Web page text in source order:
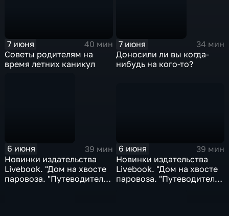
7 июня
40 мин
Советы родителям на
время летних каникул
7 июня
34 мин
Доносили ли вы когда-
нибудь на кого-то?
6 июня
39 мин
Новинки издательства
Livebook. "Дом на хвосте
паровоза. "Путеводитель
6 июня
39 мин
Новинки издательства
Livebook. "Дом на хвосте
паровоза. "Путеводитель